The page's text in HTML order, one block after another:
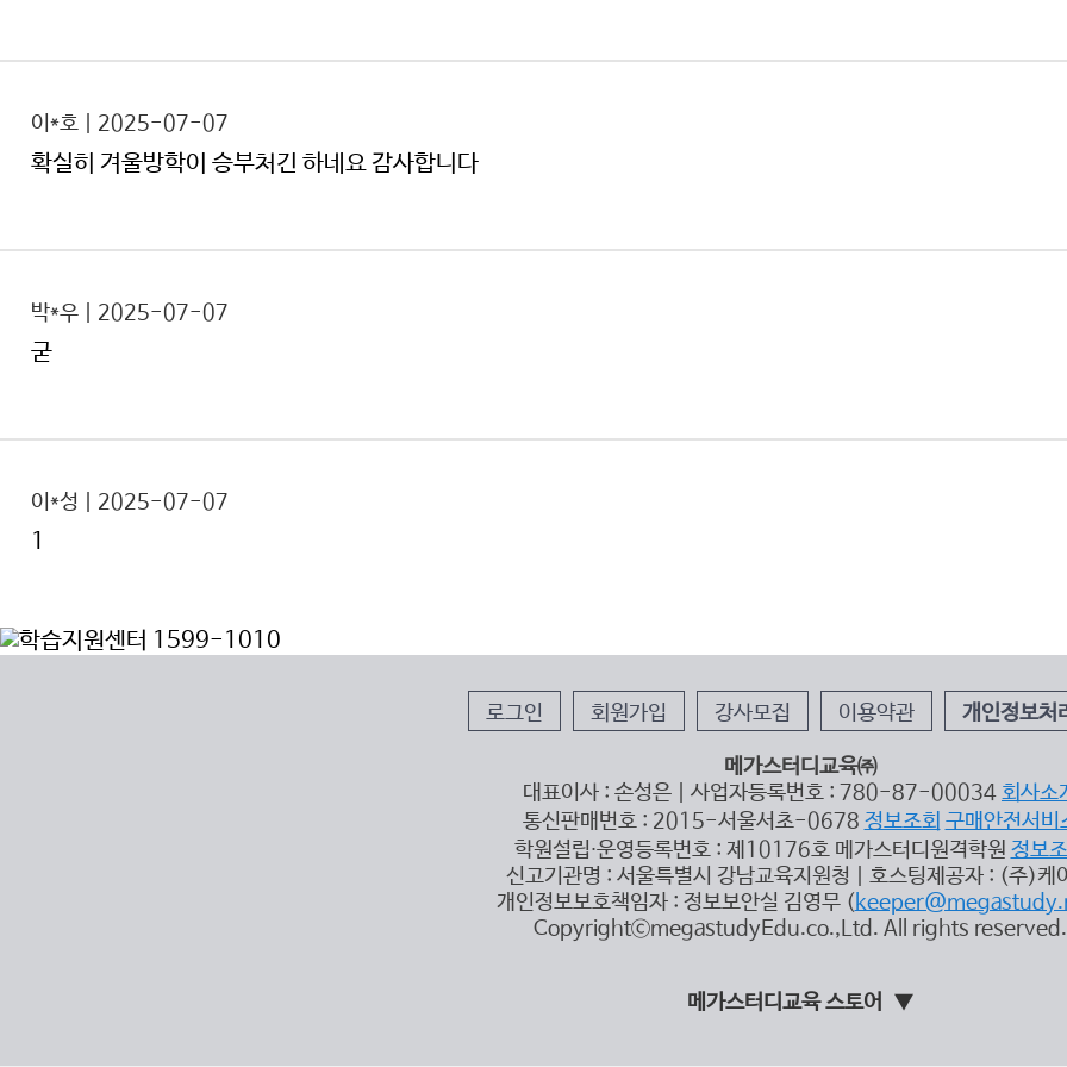
이*호 | 2025-07-07
확실히 겨울방학이 승부처긴 하네요 감사합니다
박*우 | 2025-07-07
굳
이*성 | 2025-07-07
1
로그인 회원가입 강사모집 이용약관 개인정보처
메가스터디교육㈜
대표이사 : 손성은 | 사업자등록번호 : 780-87-00034 회사소
통신판매번호 : 2015-서울서초-0678 정보조회 구매안전서비
학원설립∙운영등록번호 : 제10176호 메가스터디원격학원 정보
신고기관명 : 서울특별시 강남교육지원청 | 호스팅제공자 : (주)케
개인정보보호책임자 : 정보보안실 김영무 (
CopyrightⓒmegastudyEdu.co.,Ltd. All rights reserved.
메가스터디교육 스토어